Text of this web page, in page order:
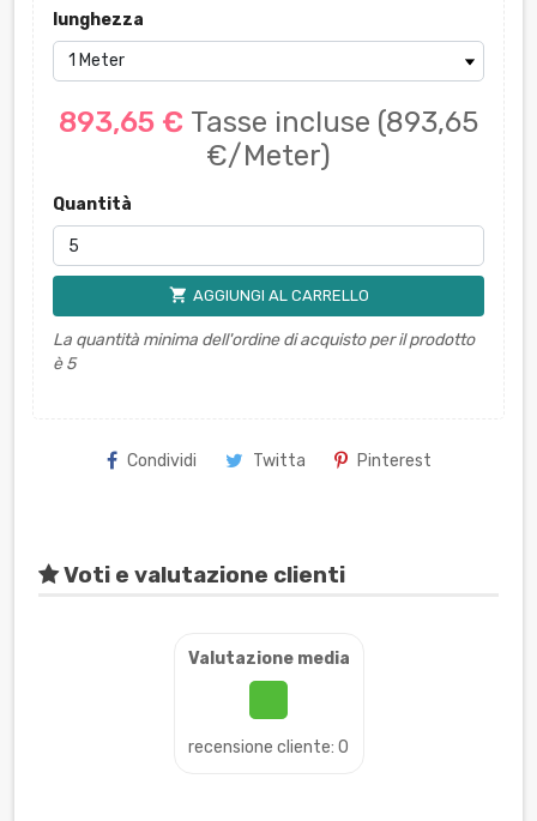
lunghezza
893,65 € Tasse incluse (893,65
€/Meter)
Quantità
shopping_cart AGGIUNGI AL CARRELLO
La quantità minima dell'ordine di acquisto per il prodotto
è 5
Condividi Twitta Pinterest
Voti e valutazione clienti
Valutazione media
recensione cliente: 0